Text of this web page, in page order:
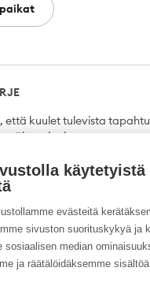
että kuulet tulevista
joukossa.
InstagramLinkedIn
käytetyistä
evästeitä
sivuston suorituskykyä ja
sosiaalisen median
ja räätälöidäksemme